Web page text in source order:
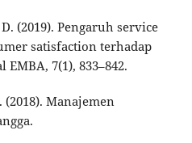
(2019). Pengaruh service
satisfaction terhadap
7(1), 833–842.
Manajemen